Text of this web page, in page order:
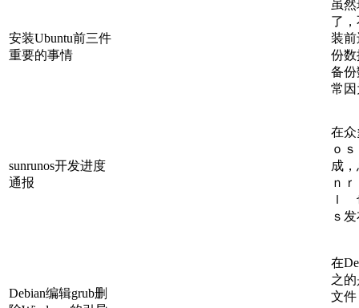
安装Ubuntu前三件
重要的事情
虽
了
装
份数
备
常因
sunrunos开发进度
通报
在
ｏ
成
ｎ
ｌ
ｓ
Debian编辑grub删
在
之的
文件